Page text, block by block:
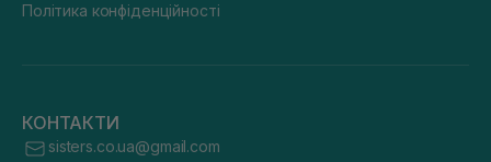
Політика конфіденційності
КОНТАКТИ
sisters.co.ua@gmail.com